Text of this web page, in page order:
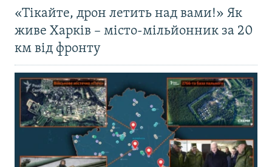
«Тікайте, дрон летить над вами!» Як
живе Харків – місто-мільйонник за 20
км від фронту